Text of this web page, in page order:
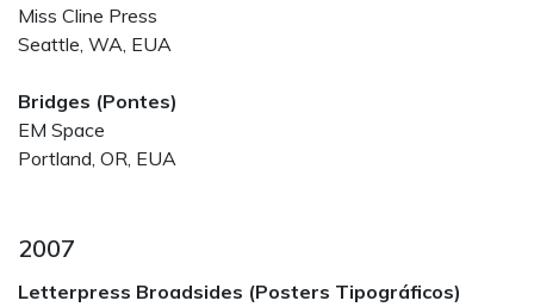
Miss Cline Press
Seattle, WA, EUA
Bridges (Pontes)
EM Space
Portland, OR, EUA
2007
Letterpress Broadsides (Posters Tipográficos)